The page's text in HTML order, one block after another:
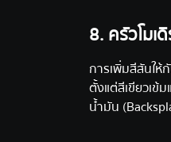
8. ครัวโมเ
การเพิ่มสีสันให้
ตั้งแต่สีเขียวเข้
น้ำมัน